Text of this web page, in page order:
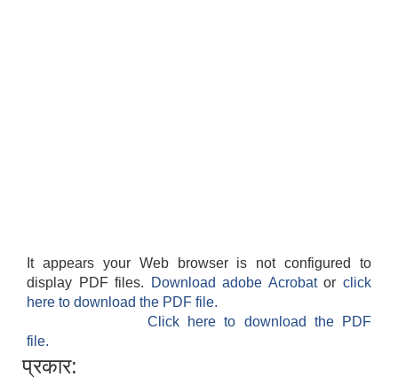
It appears your Web browser is not configured to
display PDF files.
Download adobe Acrobatorclick
here to download the PDF file.
Click here to download the PDF
file.
प्रकार: